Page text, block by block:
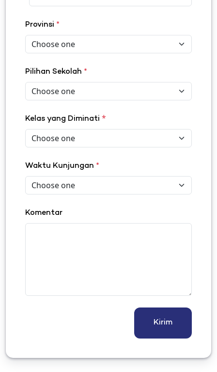
Provinsi *
Pilihan Sekolah *
Kelas yang Diminati *
Waktu Kunjungan *
Komentar
Kirim